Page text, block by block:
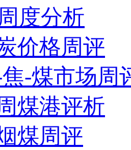
度分析
价格周评
-煤市场周
煤港评析
煤周评